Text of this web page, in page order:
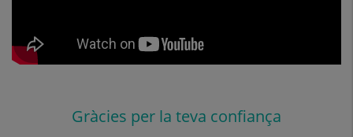
Gràcies per la teva confiança